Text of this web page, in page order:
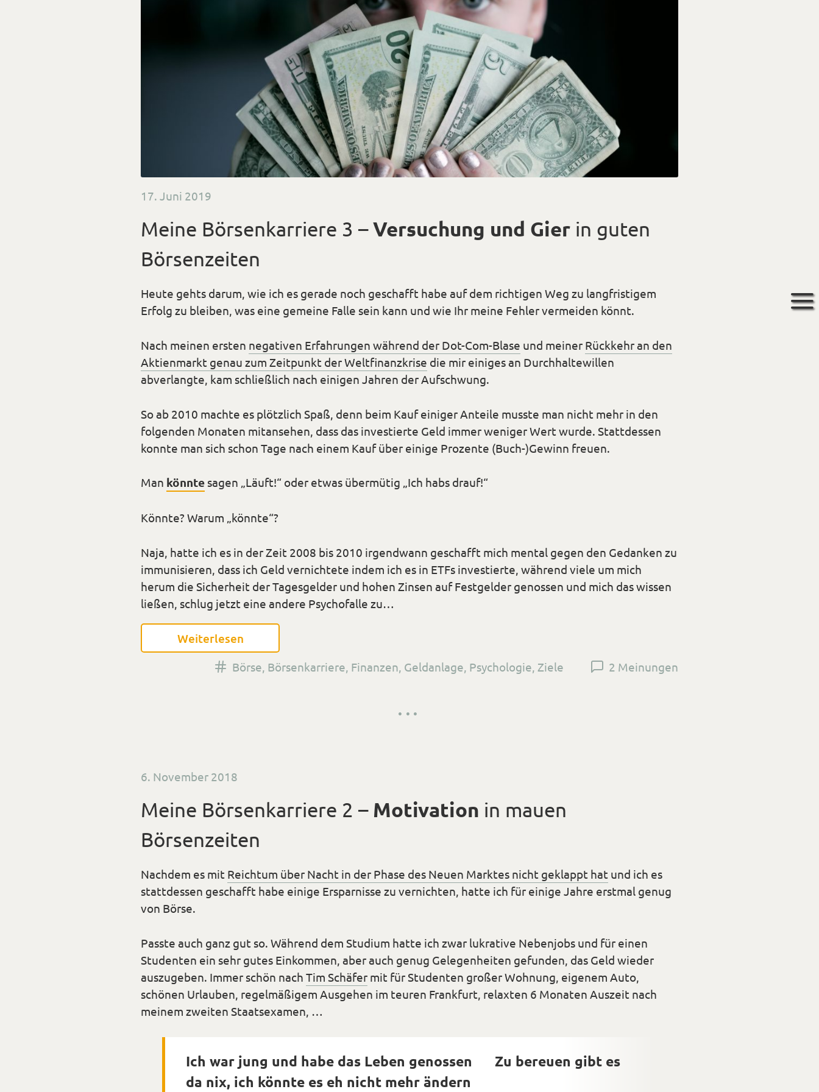
Veröffentlicht
17. Juni 2019
Meine Börsenkarriere 3 –Versuchung und Gier in guten
Börsenzeiten
Heute gehts darum, wie ich es gerade noch geschafft habe auf dem richtigen Weg zu langfristigem
Erfolg zu bleiben, was eine gemeine Falle sein kann und wie Ihr meine Fehler vermeiden könnt.
Nach meinen ersten negativen Erfahrungen während der Dot-Com-Blase und meiner Rückkehr an den
Aktienmarkt genau zum Zeitpunkt der Weltfinanzkrise die mir einiges an Durchhaltewillen
abverlangte, kam schließlich nach einigen Jahren der Aufschwung.
So ab 2010 machte es plötzlich Spaß, denn beim Kauf einiger Anteile musste man nicht mehr in den
folgenden Monaten mitansehen, dass das investierte Geld immer weniger Wert wurde. Stattdessen
konnte man sich schon Tage nach einem Kauf über einige Prozente (Buch-)Gewinn freuen.
Man könnte sagen „Läuft!“ oder etwas übermütig „Ich habs drauf!“
Könnte? Warum „könnte“?
Naja, hatte ich es in der Zeit 2008 bis 2010 irgendwann geschafft mich mental gegen den Gedanken zu
immunisieren, dass ich Geld vernichtete indem ich es in ETFs investierte, während viele um mich
herum die Sicherheit der Tagesgelder und hohen Zinsen auf Festgelder genossen und mich das wissen
ließen, schlug jetzt eine andere Psychofalle zu…
Weiterlesen
Versehen
Börse, Börsenkarriere, Finanzen, Geldanlage, Psychologie,Ziele 2 Meinungen
Veröffentlicht
6. November 2018
Meine Börsenkarriere 2 – Motivation in mauen
Börsenzeiten
Nachdem es mit Reichtum über Nacht in der Phase des Neuen Marktes nicht geklappt hat und ich es
stattdessen geschafft habe einige Ersparnisse zu vernichten, hatte ich für einige Jahre erstmal genug
von Börse.
Passte auch ganz gut so. Während dem Studium hatte ich zwar lukrative Nebenjobs und für einen
Studenten ein sehr gutes Einkommen, aber auch genug Gelegenheiten gefunden, das Geld wieder
auszugeben. Immer schön nachTim Schäfer mit für Studenten großer Wohnung, eigenem Auto,
schönen Urlauben, regelmäßigem Ausgehen im teuren Frankfurt, relaxten 6 Monaten Auszeit nach
meinem zweiten Staatsexamen, …
Ich war jung und habe das Leben genossen
*Smiley
Zu bereuen gibt es
da nix, ich könnte es eh nicht mehr ändern